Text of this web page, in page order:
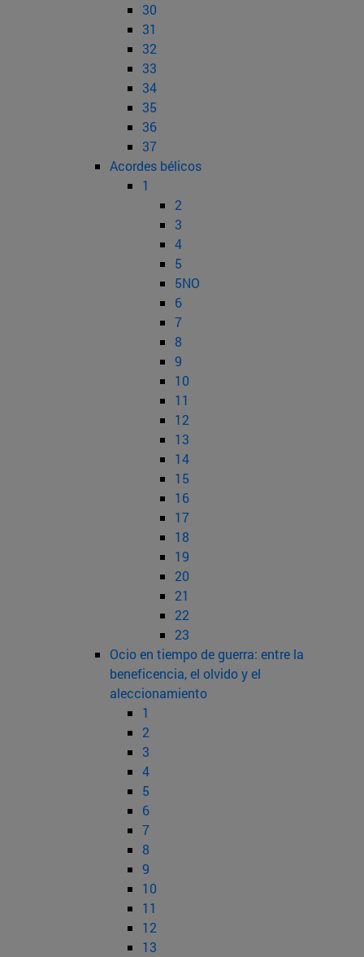
30
31
32
33
34
35
36
37
Acordes bélicos
1
2
3
4
5
5NO
6
7
8
9
10
11
12
13
14
15
16
17
18
19
20
21
22
23
Ocio en tiempo de guerra: entre la
beneficencia, el olvido y el
aleccionamiento
1
2
3
4
5
6
7
8
9
10
11
12
13